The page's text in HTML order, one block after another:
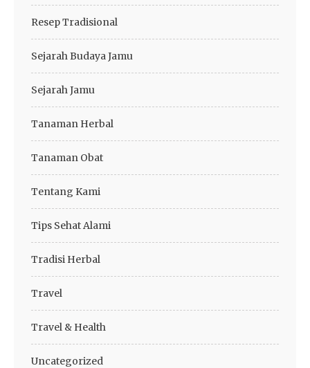
Resep Tradisional
Sejarah Budaya Jamu
Sejarah Jamu
Tanaman Herbal
Tanaman Obat
Tentang Kami
Tips Sehat Alami
Tradisi Herbal
Travel
Travel & Health
Uncategorized